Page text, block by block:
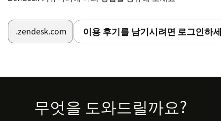
.zendesk.com 이용 후기를 남기시려면 로그인하
Footer무엇을 도와드릴까요?